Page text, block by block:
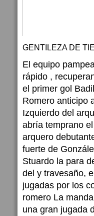
GENTILEZA DE
El equipo
rápido ,
el primer gol
Romero anticipo
Izquierdo del
abría temprano
arquero
fuerte de
Stuardo la para
del y travesaño,
jugadas por los
romero La
una gran jugada